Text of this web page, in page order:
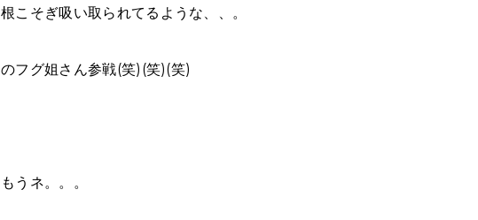
根こそぎ吸い取られてるような、、。
のフグ姐さん参戦(笑)(笑)(笑)
もうネ。。。